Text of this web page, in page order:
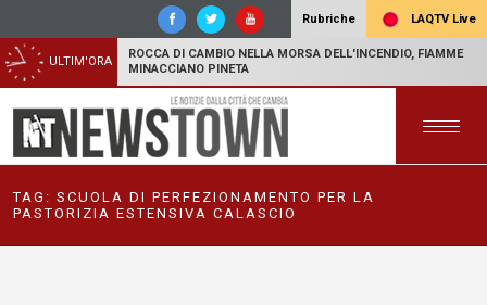
Rubriche LAQTV Live
ULTIM'ORA
ROCCA DI CAMBIO NELLA MORSA DELL'INCENDIO, FIAMME
MINACCIANO PINETA
TAG: SCUOLA DI PERFEZIONAMENTO PER LA
PASTORIZIA ESTENSIVA CALASCIO